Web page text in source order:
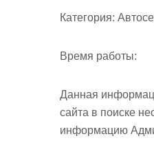
Категория:
Время работы:
Данная
сайта в поиске
информацию